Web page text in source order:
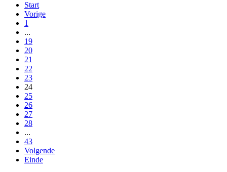
Start
Vorige
1
...
19
20
21
22
23
24
25
26
27
28
...
43
Volgende
Einde